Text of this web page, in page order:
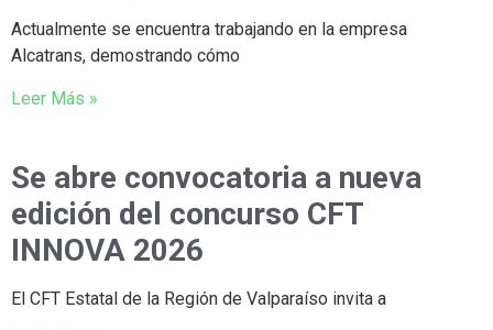
Actualmente se encuentra trabajando en la empresa
Alcatrans, demostrando cómo
Leer Más »
Se abre convocatoria a nueva
edición del concurso CFT
INNOVA 2026
El CFT Estatal de la Región de Valparaíso invita a